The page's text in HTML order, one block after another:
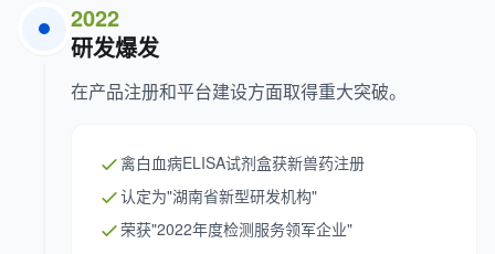
2022
研发爆发
在产品注册和平台建设方面取得重大突破。
禽白血病ELISA试剂盒获新兽药注册
认定为"湖南省新型研发机构"
荣获"2022年度检测服务领军企业"